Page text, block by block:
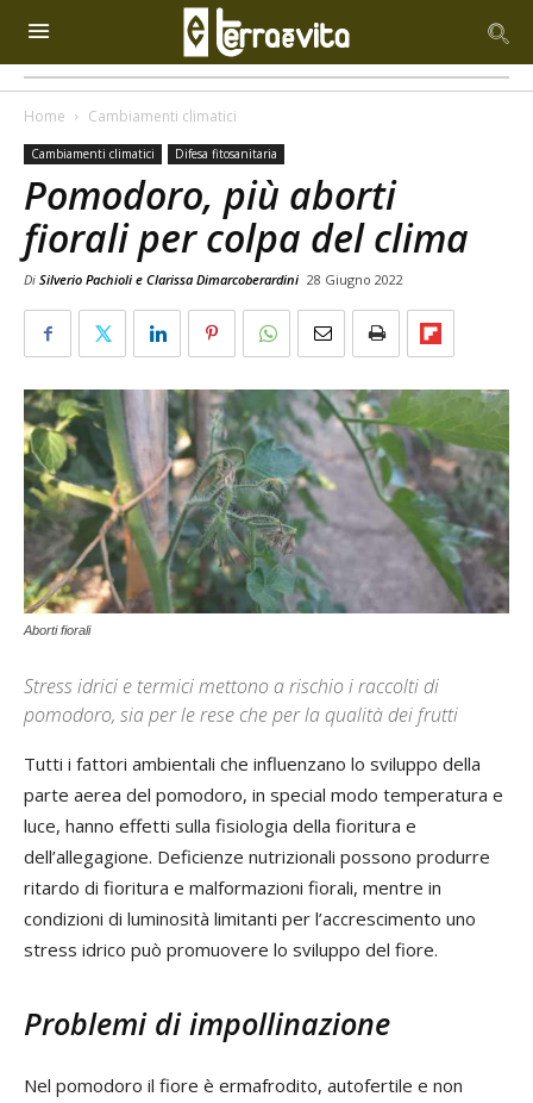
Home Cambiamenti climatici
Cambiamenti climatici Difesa fitosanitaria
Pomodoro, più aborti
fiorali per colpa del clima
Di Silverio Pachioli e Clarissa Dimarcoberardini 28 Giugno 2022
Aborti fiorali
Stress idrici e termici mettono a rischio i raccolti di
pomodoro, sia per le rese che per la qualità dei frutti
Tutti i fattori ambientali che influenzano lo sviluppo della
parte aerea del pomodoro, in special modo temperatura e
luce, hanno effetti sulla fisiologia della fioritura e
dell’allegagione. Deficienze nutrizionali possono produrre
ritardo di fioritura e malformazioni fiorali, mentre in
condizioni di luminosità limitanti per l’accrescimento uno
stress idrico può promuovere lo sviluppo del fiore.
Problemi di impollinazione
Nel pomodoro il fiore è ermafrodito, autofertile e non